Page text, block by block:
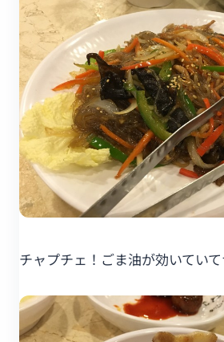
チャプチェ！ごま油が効いていて